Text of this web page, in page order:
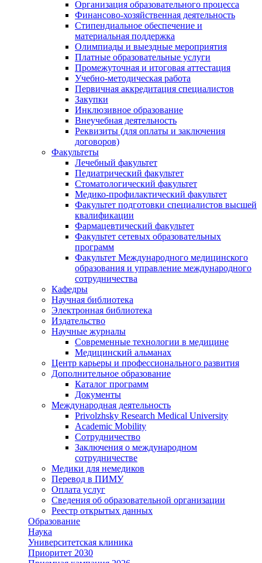
Организация образовательного процесса
Финансово-хозяйственная деятельность
Стипендиальное обеспечение и
материальная поддержка
Олимпиады и выездные мероприятия
Платные образовательные услуги
Промежуточная и итоговая аттестация
Учебно-методическая работа
Первичная аккредитация специалистов
Закупки
Инклюзивное образование
Внеучебная деятельность
Реквизиты (для оплаты и заключения
договоров)
Факультеты
Лечебный факультет
Педиатрический факультет
Стоматологический факультет
Медико-профилактический факультет
Факультет подготовки специалистов высшей
квалификации
Фармацевтический факультет
Факультет сетевых образовательных
программ
Факультет Международного медицинского
образования и управление международного
сотрудничества
Кафедры
Научная библиотека
Электронная библиотека
Издательство
Научные журналы
Современные технологии в медицине
Медицинский альманах
Центр карьеры и профессионального развития
Дополнительное образование
Каталог программ
Документы
Международная деятельность
Privolzhsky Research Medical University
Academic Mobility
Сотрудничество
Заключения о международном
сотрудничестве
Медики для немедиков
Перевод в ПИМУ
Оплата услуг
Сведения об образовательной организации
Реестр открытых данных
Образование
Наука
Университетская клиника
Приоритет 2030